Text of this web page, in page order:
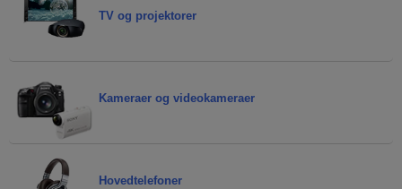
TV og projektorer
Kameraer og videokameraer
Hovedtelefoner